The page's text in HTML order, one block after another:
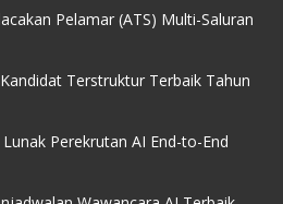
Pelamar (ATS) Multi-Saluran
Terstruktur Terbaik Tahun
Perekrutan AI End-to-End